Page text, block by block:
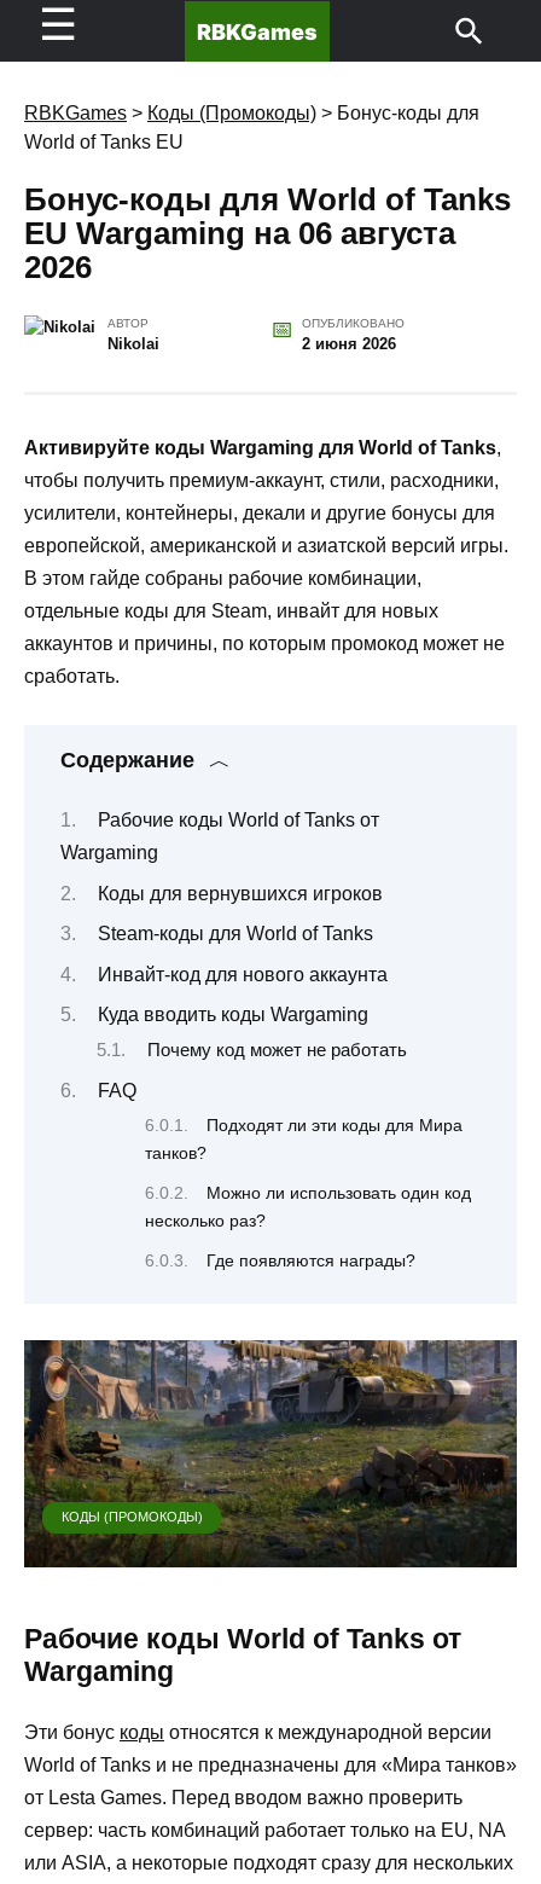
☰ RBKGames
RBKGames > Коды (Промокоды) > Бонус-коды для
World of Tanks EU
Бонус-коды для World of Tanks
EU Wargaming на 06 августа
2026
АВТОР
Nikolai
ОПУБЛИКОВАНО
2 июня 2026
Активируйте коды Wargaming для World of Tanks,
чтобы получить премиум-аккаунт, стили, расходники,
усилители, контейнеры, декали и другие бонусы для
европейской, американской и азиатской версий игры.
В этом гайде собраны рабочие комбинации,
отдельные коды для Steam, инвайт для новых
аккаунтов и причины, по которым промокод может не
сработать.
Содержание
Рабочие коды World of Tanks от
Wargaming
Коды для вернувшихся игроков
Steam-коды для World of Tanks
Инвайт-код для нового аккаунта
Куда вводить коды Wargaming
Почему код может не работать
FAQ
Подходят ли эти коды для Мира
танков?
Можно ли использовать один код
несколько раз?
Где появляются награды?
КОДЫ (ПРОМОКОДЫ)
Рабочие коды World of Tanks от
Wargaming
Эти бонус коды относятся к международной версии
World of Tanks и не предназначены для «Мира танков»
от Lesta Games. Перед вводом важно проверить
сервер: часть комбинаций работает только на EU, NA
или ASIA, а некоторые подходят сразу для нескольких